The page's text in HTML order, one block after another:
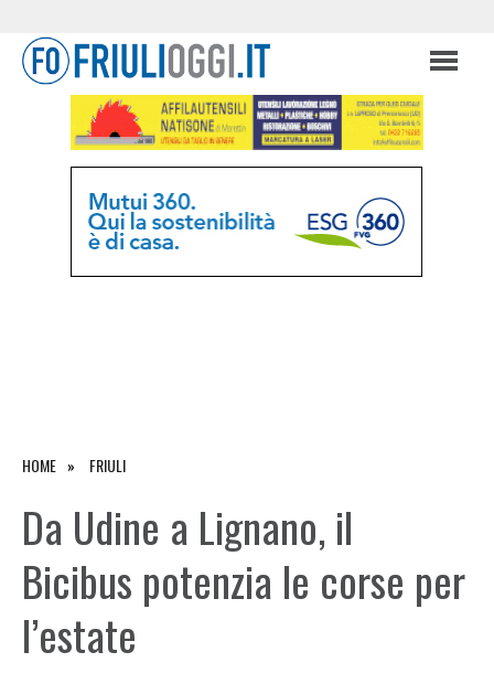
HOME FRIULI
Da Udine a Lignano, il
Bicibus potenzia le corse per
l’estate